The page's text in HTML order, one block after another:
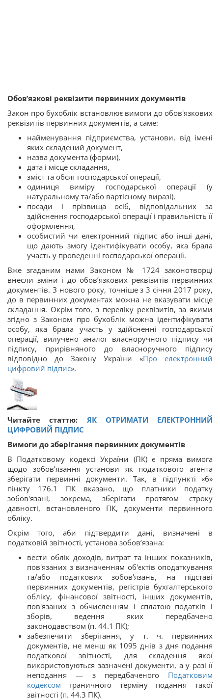
Обов’язкові реквізити первинних документів
Закон про бухоблік встановлює вимоги до обов'язкових
реквізитів первинних документів, а саме:
найменування підприємства, установи, від імені
яких складений документ,
назва документа (форми),
дата і місце складання,
зміст та обсяг господарської операції,
одиниця виміру господарської операції (у
натуральному та/або вартісному виразі),
посади і прізвища осіб, відповідальних за
здійснення господарської операції і правильність її
оформлення,
особистий чи електронний підпис або інші дані,
що дають змогу ідентифікувати особу, яка брала
участь у проведенні господарської операції.
Вже згаданим нами Законом № 1724 законотворці
внесли зміни і до обов’язкових реквізитів первинних
документів. З нового року, точніше з 3 січня 2017 року,
до в первинних документах можна не вказувати місце
складання. Окрім того, з переліку реквізитів, за якими
згідно з Законом про бухоблік можна ідентифікувати
особу, яка брала участь у здійсненні господарської
операції, вилучено аналог власноручного підпису чи
підпису, прирівняного до власноручного підпису
відповідно до Закону України «Про електронний
цифровий підпис».
Читайте статтю: ЯК ОТРИМАТИ ЕЛЕКТРОННИЙ
ЦИФРОВИЙ ПІДПИС
Вимоги до зберігання первинних документів
В Податковому кодексі України (ПК) є пряма вимога
щодо зобов’язання установи як податкового агента
зберігати первинні документи. Так, в підпункті «б»
пінкту 176.1 ПК вказано, що платники податку
зобов'язані, зокрема, зберігати протягом строку
давності, встановленого ПК, документи первинного
обліку.
Окрім того, аби підтвердити дані, визначені в
податковій звітності, установа зобов’язана:
вести облік доходів, витрат та інших показників,
пов'язаних з визначенням об'єктів оподаткування
та/або податкових зобов'язань, на підставі
первинних документів, регістрів бухгалтерського
обліку, фінансової звітності, інших документів,
пов'язаних з обчисленням і сплатою податків і
зборів, ведення яких передбачено
законодавством (п. 44.1 ПК);
забезпечити зберігання, у т. ч. первинних
документів, не менш як 1095 днів з дня подання
податкової звітності, для складення якої
використовуються зазначені документи, а у разі її
неподання — з передбаченого Податковим
кодексом граничного терміну подання такої
звітності (п. 44.3 ПК).